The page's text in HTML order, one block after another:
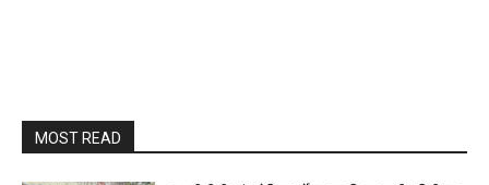
MOST READ